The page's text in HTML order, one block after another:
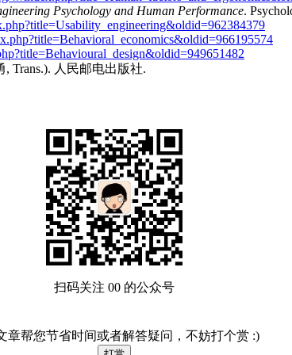
Psychology and Human Performance.
Trans.). 人民邮电出版社.
扫码关注 00 的公众号
章帮您节省时间或者解答疑问，不妨打个赏 :)